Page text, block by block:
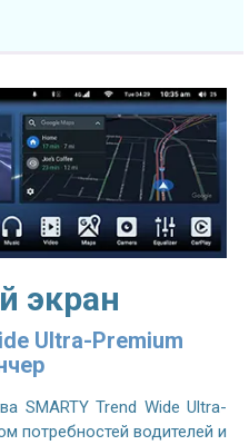
экран
Ultra-Premium
SMARTY Trend Wide Ultra-
потребностей водителей и